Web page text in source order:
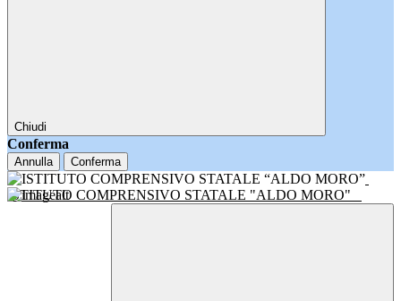
Chiudi
Conferma
Annulla Conferma
ISTITUTO COMPRENSIVO STATALE "ALDO MORO"